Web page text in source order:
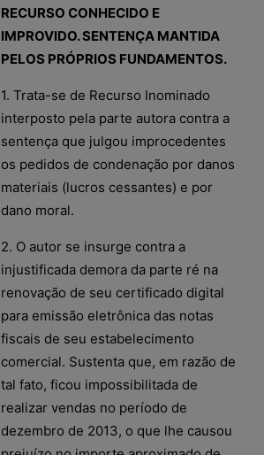
RECURSO CONHECIDO E
IMPROVIDO. SENTENÇA MANTIDA
PELOS PRÓPRIOS FUNDAMENTOS.
1. Trata-se de Recurso Inominado
interposto pela parte autora contra a
sentença que julgou improcedentes
os pedidos de condenação por danos
materiais (lucros cessantes) e por
dano moral.
2. O autor se insurge contra a
injustificada demora da parte ré na
renovação de seu certificado digital
para emissão eletrônica das notas
fiscais de seu estabelecimento
comercial. Sustenta que, em razão de
tal fato, ficou impossibilitada de
realizar vendas no período de
dezembro de 2013, o que lhe causou